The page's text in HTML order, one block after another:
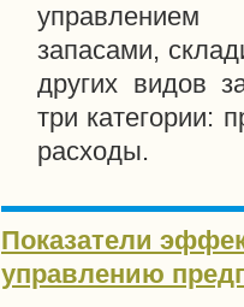
управлением
запасами,
других видов
три категории:
расходы.
Показатели
управлению